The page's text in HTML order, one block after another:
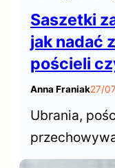
Saszetki
jak nadać
pościeli
Anna Franiak27/
Ubrania,